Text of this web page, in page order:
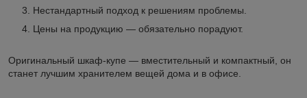
Нестандартный подход к решениям проблемы.
Цены на продукцию — обязательно порадуют.
Оригинальный шкаф-купе — вместительный и компактный, он
станет лучшим хранителем вещей дома и в офисе.